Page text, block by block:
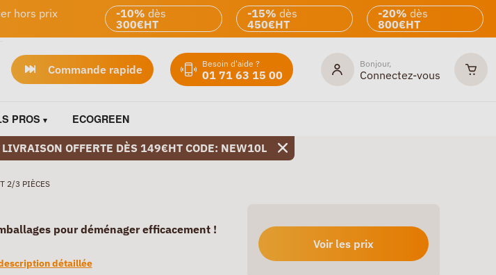
hors prix
-10% dès
300€HT
-15% dès
450€HT
-20% dès
800€HT
Commande rapide Besoin d'aide ?
01 71 63 15 00
Bonjour,
Connectez-vous
PROS ECOGREEN
OFFERTE DÈS 149€HT CODE: NEW10L
2/3 PIÈCES
pour déménager efficacement !
détaillée
Voir les prix